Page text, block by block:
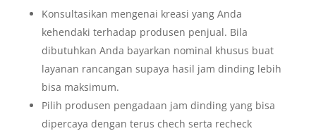
Konsultasikan mengenai kreasi yang Anda
kehendaki terhadap produsen penjual. Bila
dibutuhkan Anda bayarkan nominal khusus buat
layanan rancangan supaya hasil jam dinding lebih
bisa maksimum.
Pilih produsen pengadaan jam dinding yang bisa
dipercaya dengan terus chech serta recheck